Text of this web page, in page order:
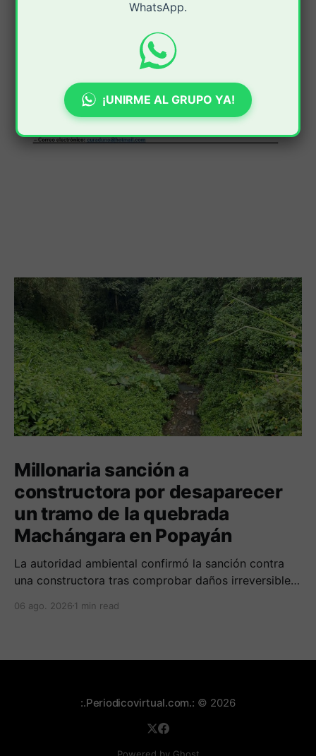
Millonaria sanción a
constructora por desaparecer
un tramo de la quebrada
Machángara en Popayán
La autoridad ambiental confirmó la sanción contra
una constructora tras comprobar daños irreversibles
autorizada de un árbol.
06 ago. 2026 1 min read
WhatsApp.
¡UNIRME AL GRUPO YA!
:.Periodicovirtual.com.: © 2026
Powered by Ghost